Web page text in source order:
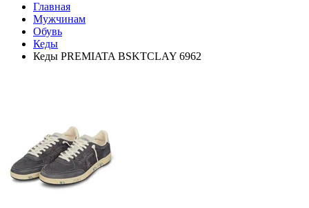
Главная
Мужчинам
Обувь
Кеды
Кеды PREMIATA BSKTCLAY 6962